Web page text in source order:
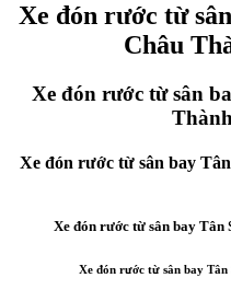
Xe đón rước từ
Châu
Xe đón rước từ sân
Xe đón rước từ sân bay
Xe đón rước từ sân bay Tân
Xe đón rước từ sân bay